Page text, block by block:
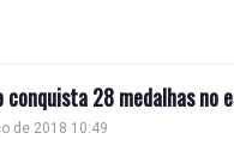
conquista 28 medalhas no
de 2018 10:49